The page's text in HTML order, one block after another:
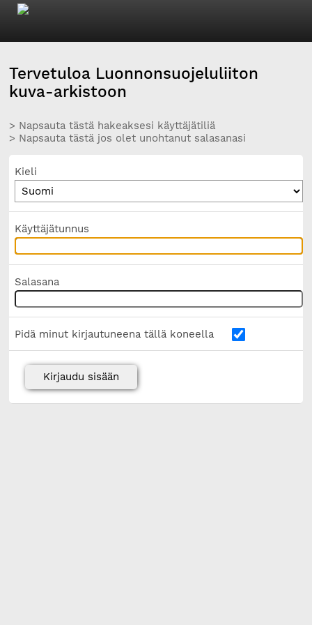
Tervetuloa Luonnonsuojeluliiton
kuva-arkistoon
> Napsauta tästä hakeaksesi käyttäjätiliä
> Napsauta tästä jos olet unohtanut salasanasi
Kieli
Käyttäjätunnus
Salasana
Pidä minut kirjautuneena tällä koneella